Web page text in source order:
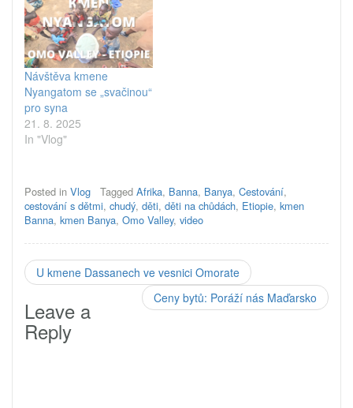
Návštěva kmene
Nyangatom se „svačinou“
pro syna
21. 8. 2025
In "Vlog"
Posted in Vlog Tagged Afrika, Banna, Banya, Cestování,
cestování s dětmi, chudý, děti, děti na chůdách, Etiopie, kmen
Banna, kmen Banya, Omo Valley, video
U kmene Dassanech ve vesnici Omorate
Ceny bytů: Poráží nás Maďarsko
Leave a
Reply